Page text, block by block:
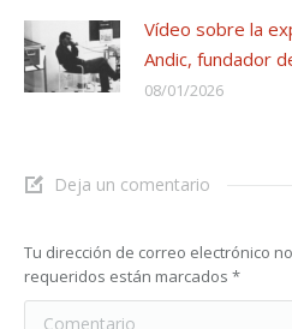
Vídeo sobre la
Andic, fundador
08/01/2026
Deja un comentario
Tu dirección de correo electrónico
requeridos están marcados *
Comentario